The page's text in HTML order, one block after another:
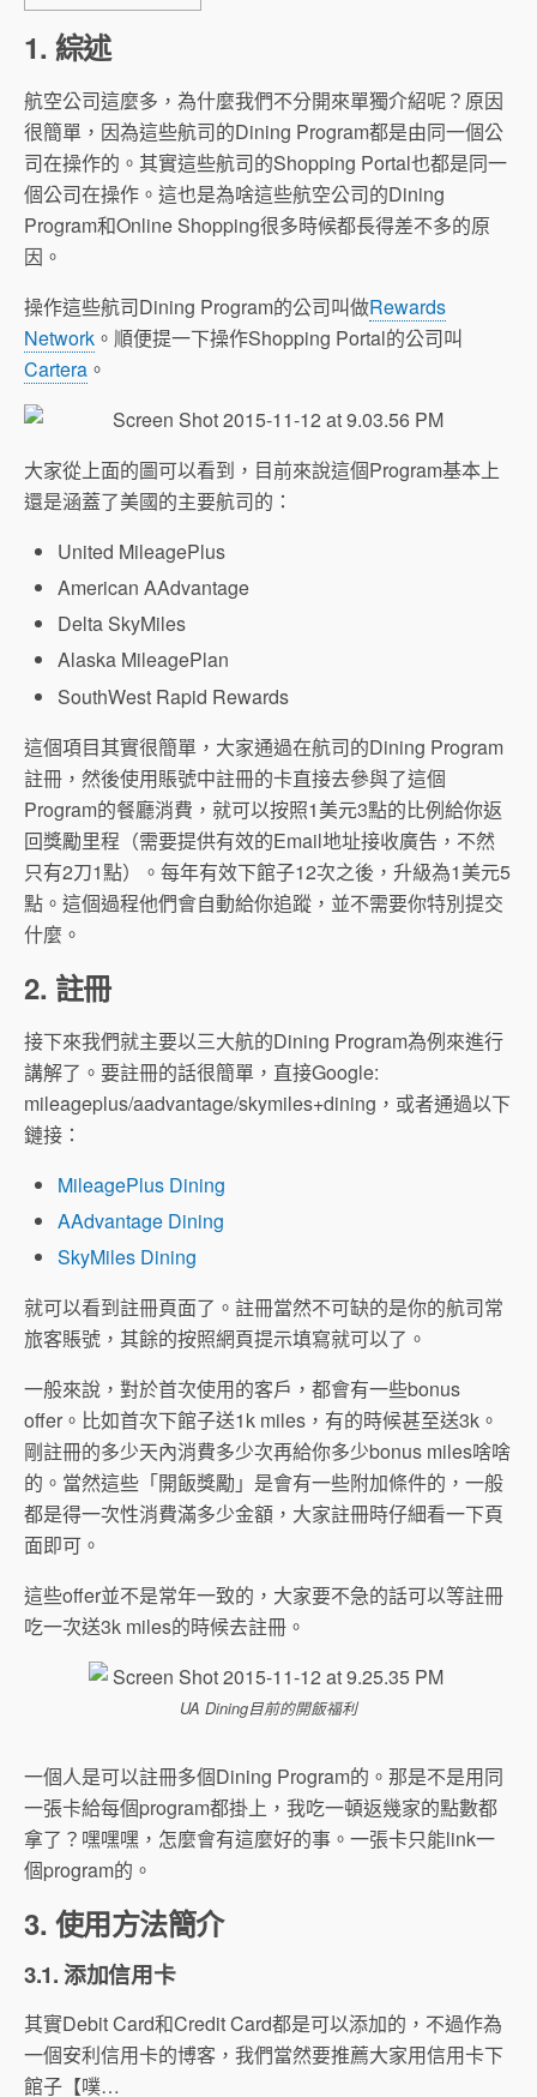
1. 綜述
航空公司這麼多，為什麼我們不分開來單獨介紹呢？原因
很簡單，因為這些航司的Dining Program都是由同一個公
司在操作的。其實這些航司的Shopping Portal也都是同一
個公司在操作。這也是為啥這些航空公司的Dining
Program和Online Shopping很多時候都長得差不多的原
因。
操作這些航司Dining Program的公司叫做Rewards
Network 。順便提一下操作Shopping Portal的公司叫
Cartera 。
大家從上面的圖可以看到，目前來說這個Program基本上
還是涵蓋了美國的主要航司的：
United MileagePlus
American AAdvantage
Delta SkyMiles
Alaska MileagePlan
SouthWest Rapid Rewards
這個項目其實很簡單，大家通過在航司的Dining Program
註冊，然後使用賬號中註冊的卡直接去參與了這個
Program的餐廳消費，就可以按照1美元3點的比例給你返
回獎勵里程（需要提供有效的Email地址接收廣告，不然
只有2刀1點）。每年有效下館子12次之後，升級為1美元5
點。這個過程他們會自動給你追蹤，並不需要你特別提交
什麼。
2. 註冊
接下來我們就主要以三大航的Dining Program為例來進行
講解了。要註冊的話很簡單，直接Google:
mileageplus/aadvantage/skymiles+dining，或者通過以下
鏈接：
MileagePlus Dining
AAdvantage Dining
SkyMiles Dining
就可以看到註冊頁面了。註冊當然不可缺的是你的航司常
旅客賬號，其餘的按照網頁提示填寫就可以了。
一般來說，對於首次使用的客戶，都會有一些bonus
offer。比如首次下館子送1k miles，有的時候甚至送3k。
剛註冊的多少天內消費多少次再給你多少bonus miles啥啥
的。當然這些「開飯獎勵」是會有一些附加條件的，一般
都是得一次性消費滿多少金額，大家註冊時仔細看一下頁
面即可。
這些offer並不是常年一致的，大家要不急的話可以等註冊
吃一次送3k miles的時候去註冊。
UA Dining目前的開飯福利
一個人是可以註冊多個Dining Program的。那是不是用同
一張卡給每個program都掛上，我吃一頓返幾家的點數都
拿了？嘿嘿嘿，怎麼會有這麼好的事。一張卡只能link一
個program的。
3. 使用方法簡介
3.1. 添加信用卡
其實Debit Card和Credit Card都是可以添加的，不過作為
一個安利信用卡的博客，我們當然要推薦大家用信用卡下
館子【噗…